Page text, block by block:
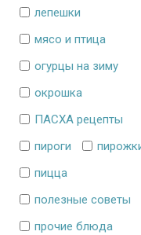
лепешки
мясо и птица
огурцы на зиму
окрошка
ПАСХА рецепты
пироги
пицца
полезные советы
прочие блюда